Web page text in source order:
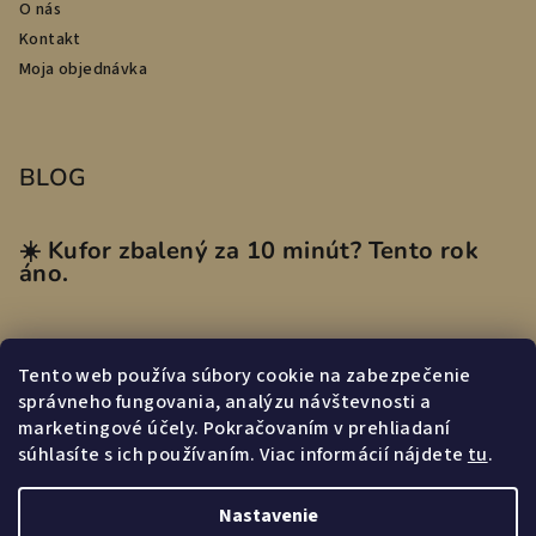
Tento web používa súbory cookie na zabezpečenie
správneho fungovania, analýzu návštevnosti a
marketingové účely. Pokračovaním v prehliadaní
súhlasíte s ich používaním. Viac informácií nájdete tu.
Nastavenie
O nás
Kontakt
Moja objednávka
BLOG
☀️ Kufor zbalený za 10 minút? Tento rok
áno.
Prijímame online platby